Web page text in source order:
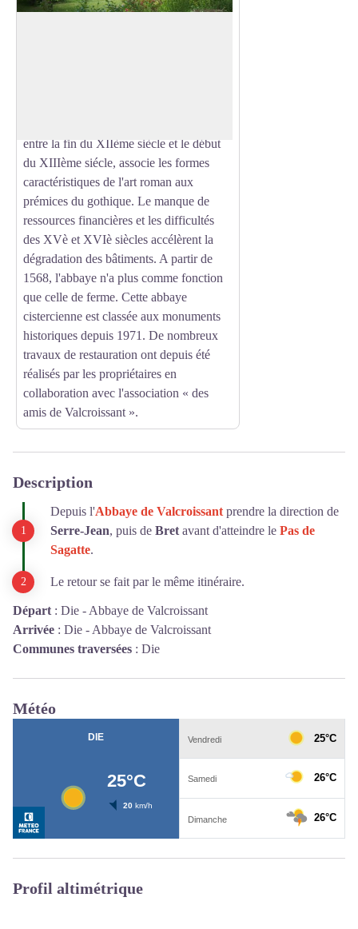
entre la fin du XIIème siècle et le début
du XIIIème siécle, associe les formes
caractéristiques de l'art roman aux
prémices du gothique. Le manque de
ressources financières et les difficultés
des XVè et XVIè siècles accélèrent la
dégradation des bâtiments. A partir de
1568, l'abbaye n'a plus comme fonction
que celle de ferme. Cette abbaye
cistercienne est classée aux monuments
historiques depuis 1971. De nombreux
travaux de restauration ont depuis été
réalisés par les propriétaires en
collaboration avec l'association « des
amis de Valcroissant ».
Description
Depuis l'Abbaye de Valcroissant prendre la direction de
Serre-Jean, puis de Bret avant d'atteindre le Pas de
Sagatte.
Le retour se fait par le même itinéraire.
Départ : Die - Abbaye de Valcroissant
Arrivée : Die - Abbaye de Valcroissant
Communes traversées : Die
Météo
Profil altimétrique